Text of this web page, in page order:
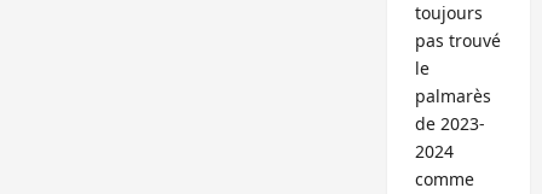
toujours
pas trouvé
le
palmarès
de 2023-
2024
comme